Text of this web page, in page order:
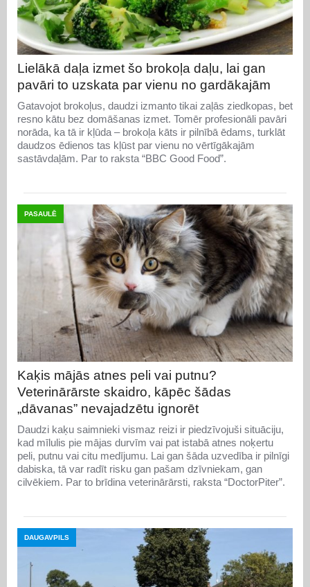
Lielākā daļa izmet šo brokoļa daļu, lai gan
pavāri to uzskata par vienu no gardākajām
Gatavojot brokoļus, daudzi izmanto tikai zaļās ziedkopas, bet
resno kātu bez domāšanas izmet. Tomēr profesionāli pavāri
norāda, ka tā ir kļūda – brokoļa kāts ir pilnībā ēdams, turklāt
daudzos ēdienos tas kļūst par vienu no vērtīgākajām
sastāvdaļām. Par to raksta “BBC Good Food”.
PASAULĒ
Kaķis mājās atnes peli vai putnu?
Veterinārārste skaidro, kāpēc šādas
„dāvanas” nevajadzētu ignorēt
Daudzi kaķu saimnieki vismaz reizi ir piedzīvojuši situāciju,
kad mīlulis pie mājas durvīm vai pat istabā atnes noķertu
peli, putnu vai citu medījumu. Lai gan šāda uzvedība ir pilnīgi
dabiska, tā var radīt risku gan pašam dzīvniekam, gan
cilvēkiem. Par to brīdina veterinārārsti, raksta “DoctorPiter”.
DAUGAVPILS